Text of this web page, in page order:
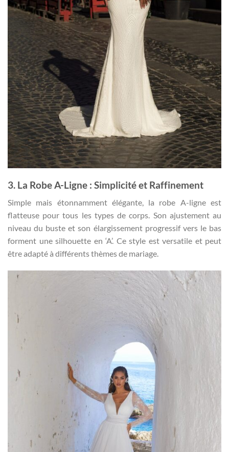
3. La Robe A-Ligne : Simplicité et Raffinement
Simple mais étonnamment élégante, la robe A-ligne est
flatteuse pour tous les types de corps. Son ajustement au
niveau du buste et son élargissement progressif vers le bas
forment une silhouette en ‘A’. Ce style est versatile et peut
être adapté à différents thèmes de mariage.